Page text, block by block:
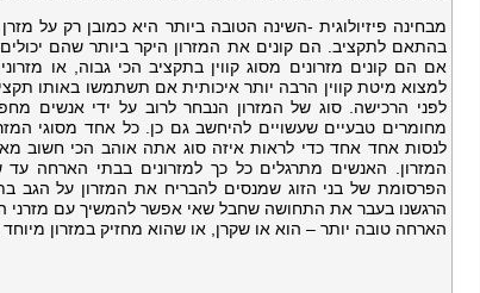
מבחינה פיזיולוגית -השינה הטובה ביותר היא כמובן רק על
בהתאם לתקציב. הם קונים את המזרון היקר ביותר שהם
אם הם קונים מזרונים מסוג קווין בתקציב הכי גבוה, או
למצוא מיטת קווין הרבה יותר איכותית אם תשתמשו באותו
לפני הרכישה. סוג של המזרון הנבחר לרוב על ידי אנשים
מחומרים טבעיים שעשויים להיחשב גם כן. כל אחד מסוגי
לנסות אחד אחד כדי לראות איזה סוג אתה אוהב הכי חשוב
המזרון. האנשים מתרגלים כל כך למזרונים בבתי הארחה
הפרסומת של בני הזוג שמנסים להבריח את המזרון על הגב
הרגשנו בעבר את התחושה שחבל שאי אפשר להמשיך עם מזרני
הארחה טובה יותר – הוא או שקרן, או שהוא מחזיק במזרון מיוחד